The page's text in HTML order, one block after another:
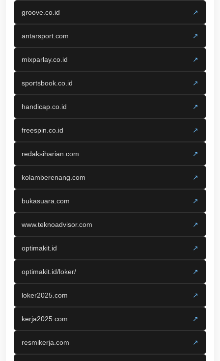
groove.co.id ↗
antarsport.com ↗
mixparlay.co.id ↗
sportsbook.co.id ↗
handicap.co.id ↗
freespin.co.id ↗
redaksiharian.com ↗
kolamberenang.com ↗
bukasuara.com ↗
www.teknoadvisor.com ↗
optimakit.id ↗
optimakit.id/loker/ ↗
loker2025.com ↗
kerja2025.com ↗
resmikerja.com ↗